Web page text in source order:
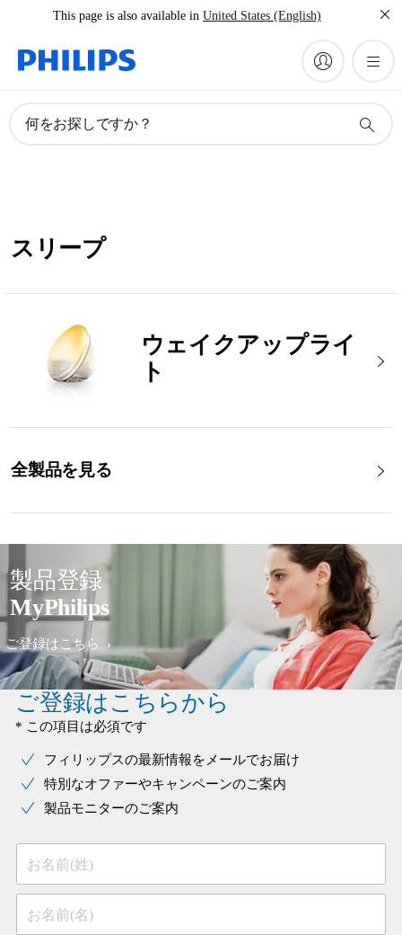
This page is also available in United States (English)
何をお探しですか？
スリープ
ウェイクアップライ
ト
全製品を見る
製品登録
MyPhilips
ご登録はこちら
ご登録はこちらから
* この項目は必須です
フィリップスの最新情報をメールでお届け
特別なオファーやキャンペーンのご案内
製品モニターのご案内
お名前(姓)
お名前(名)